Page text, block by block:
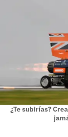
¿Te subirías?